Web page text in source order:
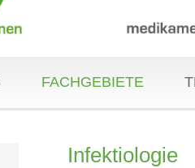
FACHGEBIETE
Infektiologie